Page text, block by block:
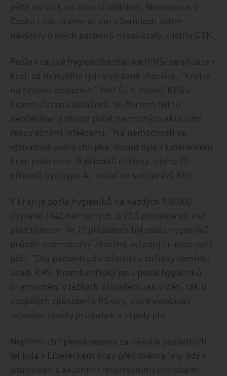
ještě rozšířili na interní oddělení. Nemocnice v
České Lípě, Jilemnici ani v Semilech zatím
návštěvy u svých pacientů nezakázaly, zjistila ČTK.
Podle krajské hygienické stanice (KHS) se situace v
kraji od minulého týdne výrazně zhoršila. "Kraj je
na hranici epidemie," řekl ČTK mluvčí KHS v
Liberci Zuzana Balašová. Ve čtvrtém týdnu
neočekávaně stoupl počet nemocných akutními
respiračními infekcemi. "Na nemocnosti se
významně podílí chřipka, dosud bylo v Libereckém
kraji potvrzeno 78 případů chřipky, z toho 77
případů bylo typu A," uvádí ve své zprávě KHS.
V kraji je podle hygieniků na každých 100.000
obyvatel 1642 nemocných, o 23,5 procenta víc než
před týdnem. Ve 12 případech byl podle hygieniků
průběh onemocnění závažný, vyžadující intenzivní
péči. "Dva pacienti už v důsledku chřipky zemřeli,"
uvádí KHS. Kromě chřipky jsou podle hygieniků
onemocnění v těžkých případech jak u dětí, tak u
dospělých způsobena RS viry, které vyvolávají
zejména záněty průdušek a zápaly plic.
Nejhorší chřipková sezona za několik posledních
let byla v Libereckém kraji před dvěma lety, kdy v
souvislosti s akutními respiračními chorobami